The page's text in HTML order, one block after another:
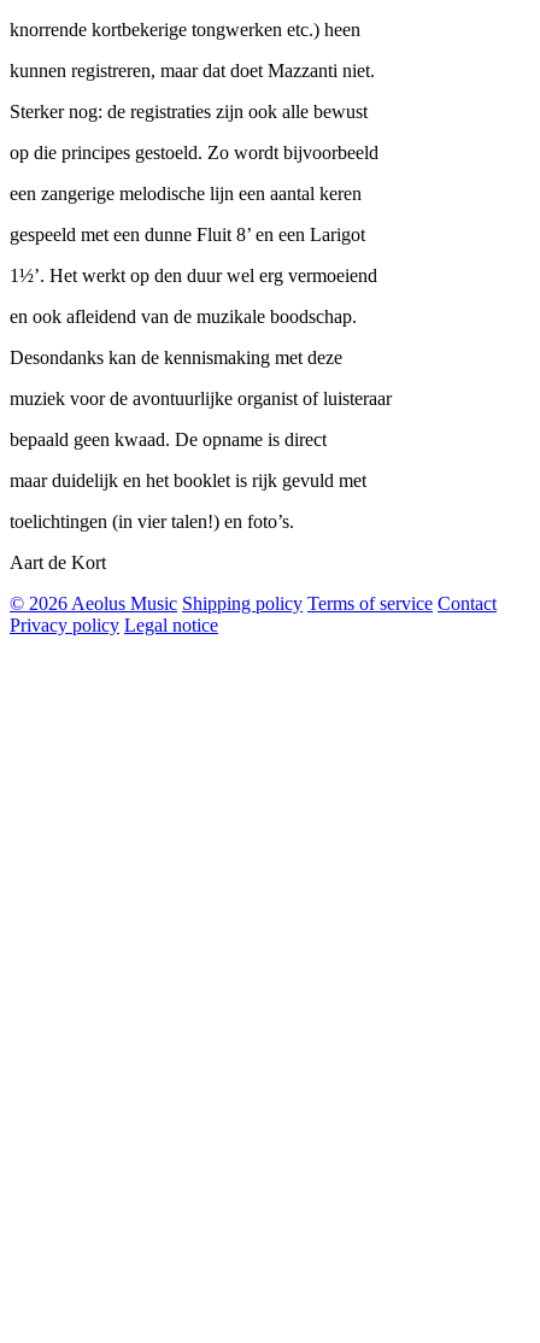
knorrende kortbekerige tongwerken etc.) heen
kunnen registreren, maar dat doet Mazzanti niet.
Sterker nog: de registraties zijn ook alle bewust
op die principes gestoeld. Zo wordt bijvoorbeeld
een zangerige melodische lijn een aantal keren
gespeeld met een dunne Fluit 8’ en een Larigot
1½’. Het werkt op den duur wel erg vermoeiend
en ook afleidend van de muzikale boodschap.
Desondanks kan de kennismaking met deze
muziek voor de avontuurlijke organist of luisteraar
bepaald geen kwaad. De opname is direct
maar duidelijk en het booklet is rijk gevuld met
toelichtingen (in vier talen!) en foto’s.
Aart de Kort
© 2026 Aeolus Music Shipping policy Terms of service Contact
Privacy policy Legal notice